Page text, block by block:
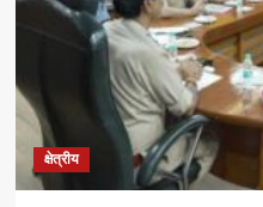
क्षेत्रीय